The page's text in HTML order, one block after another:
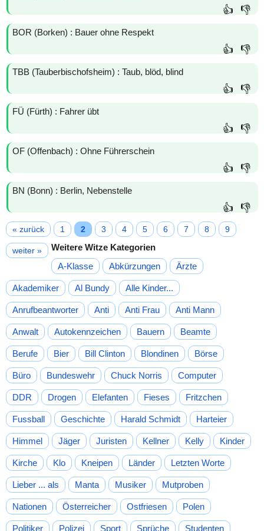
👍 👎
BOR (Borken) : Bauer ohne Respekt
👍 👎
TBB (Tauberbischofsheim) : Taub, blöd, blind
👍 👎
FÜ (Fürth) : Fahrer übt
👍 👎
OF (Offenbach) : Ohne Führerschein
👍 👎
BN (Bonn) : Berlin, Nebenstelle
👍 👎
« zurück 1 2 3 4 5 6 7 8 9
weiter »
Weitere Witze Kategorien
A-Klasse
Abkürzungen Ärzte
Akademiker Al Bundy Alle Kinder...
Anrufbeantworter Anti Anti Frau Anti Mann
Anwalt Autokennzeichen Bauern Beamte
Berufe Bier Bill Clinton Blondinen Börse
Büro Bundeswehr Chuck Norris Computer
DDR Drogen Elefanten Fieses Fritzchen
Fussball Geschichte Harald Schmidt Harteier
Himmel Jäger Juristen Kellner Kelly Kinder
Kirche Klo Kneipen Länder Letzten Worte
Lieber ... als Manta Musiker Mutproben
Nationen Österreicher Ostfriesen Polen
Politiker Polizei Sport Sprüche Studenten